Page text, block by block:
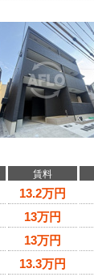
賃料
13.2万円
13万円
13万円
13.3万円